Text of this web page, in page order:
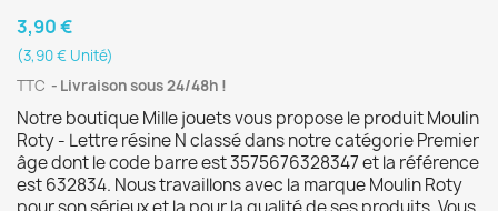
3,90 €
(3,90 € Unité)
TTC
Livraison sous 24/48h !
Notre boutique Mille jouets vous propose le produit Moulin
Roty - Lettre résine N classé dans notre catégorie Premier
âge dont le code barre est 3575676328347 et la référence
est 632834. Nous travaillons avec la marque Moulin Roty